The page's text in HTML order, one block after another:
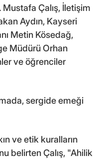
Mustafa Çalış, İletişim
Aydın, Kayseri
Metin Kösedağ,
Müdürü Orhan
ve öğrenciler
sergide emeği
ve etik kuralların
belirten Çalış, "Ahilik